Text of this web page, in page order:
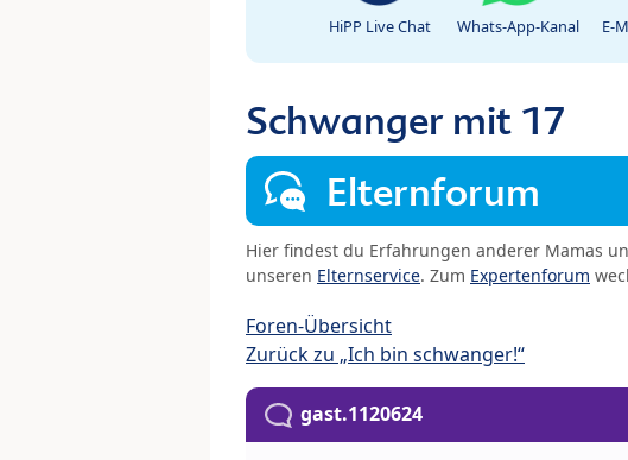
HiPP Live Chat Whats-App-Kanal E-
Schwanger mit 17
Elternforum
Hier findest du Erfahrungen anderer Mamas
unseren Elternservice. Zum Expertenforum
Foren-Übersicht
Zurück zu „Ich bin schwanger!“
gast.1120624